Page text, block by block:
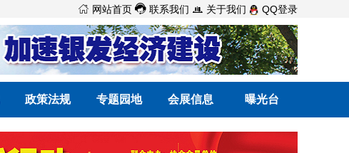
 网站首页  联系我们  关于我们 QQ登录
政策法规 专题园地 会展信息 曝光台